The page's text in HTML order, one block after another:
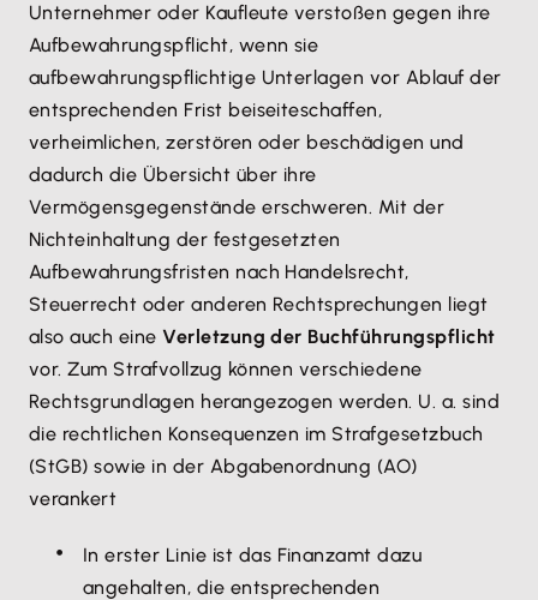
Unternehmer oder Kaufleute verstoßen gegen ihre
Aufbewahrungspflicht, wenn sie
aufbewahrungspflichtige Unterlagen vor Ablauf der
entsprechenden Frist beiseiteschaffen,
verheimlichen, zerstören oder beschädigen und
dadurch die Übersicht über ihre
Vermögensgegenstände erschweren. Mit der
Nichteinhaltung der festgesetzten
Aufbewahrungsfristen nach Handelsrecht,
Steuerrecht oder anderen Rechtsprechungen liegt
also auch eine Verletzung der Buchführungspflicht
vor. Zum Strafvollzug können verschiedene
Rechtsgrundlagen herangezogen werden. U. a. sind
die rechtlichen Konsequenzen im Strafgesetzbuch
(StGB) sowie in der Abgabenordnung (AO)
verankert
In erster Linie ist das Finanzamt dazu
angehalten, die entsprechenden